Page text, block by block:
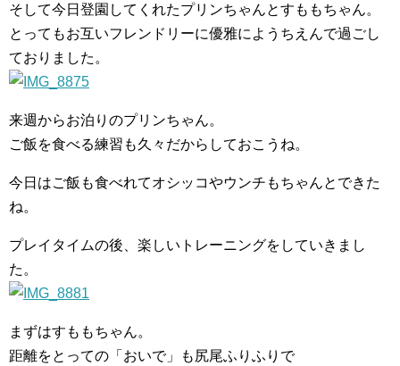
そして今日登園してくれたプリンちゃんとすももちゃん。
とってもお互いフレンドリーに優雅にようちえんで過ごし
ておりました。
来週からお泊りのプリンちゃん。
ご飯を食べる練習も久々だからしておこうね。
今日はご飯も食べれてオシッコやウンチもちゃんとできた
ね。
プレイタイムの後、楽しいトレーニングをしていきまし
た。
まずはすももちゃん。
距離をとっての「おいで」も尻尾ふりふりで